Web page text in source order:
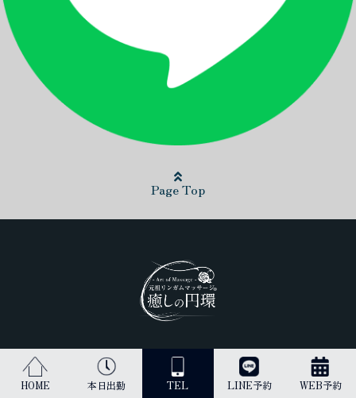
HOME 本日出勤 TEL LINE予約 WEB予約
Page Top
日本最高峰のリンガムマッサージ（男性器への丁寧なマッサージ）を
受けられるのは当店だけです。
古来より、王のみに与えられてきた施術を貴方にご提供します。